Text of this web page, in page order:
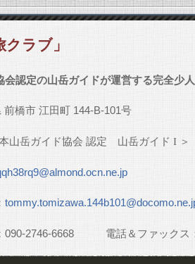
ラブ」
会認定の山岳ガイドが運営する完全少
前橋市 江田町 144-B-101号
山岳ガイド協会 認定 山岳ガイド I ＞
090-2746-6668電話＆ファックス